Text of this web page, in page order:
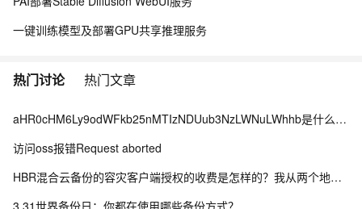
一键训练模型及部署GPU共享推理服务
热门讨论 热门文章
aHR0cHM6Ly9odWFkb25nMTIzNDUub3NzLWNuLWhhb是什么情况？
访问oss报错Request aborted
HBR混合云备份的容灾客户端授权的收费是怎样的？我从两个地方看到的不一样，哪个为准？
3.31世界备份日：你都在使用哪些备份方式？